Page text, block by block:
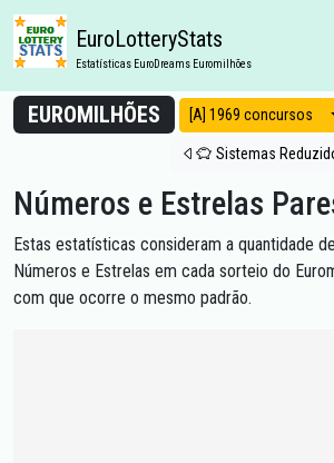
EuroLotteryStats
Estatísticas EuroDreams Euromilhões
EUROMILHÕES [A] 1969 concursos
Sistemas
Números e Estrelas
Estas estatísticas consideram a quantidade
Números e Estrelas em cada sorteio do
com que ocorre o mesmo padrão.